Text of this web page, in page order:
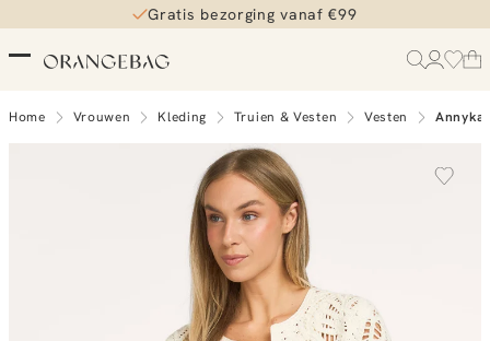
Gratis bezorging vanaf €99
Home Vrouwen Kleding Truien & Vesten Vesten Annyka